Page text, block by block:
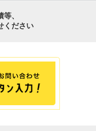
、
ください